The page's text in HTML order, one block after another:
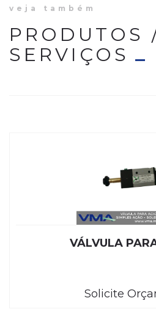
veja também
PRODUTOS
SERVIÇOS
VÁLVULA
Solicite